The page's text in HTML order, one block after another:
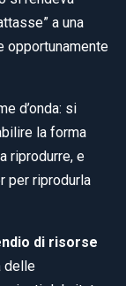
a una
opportunamente
d’onda: si
la forma
riprodurre, e
per riprodurla
di risorse
delle